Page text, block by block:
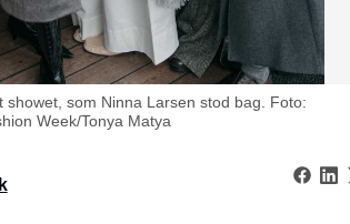
showet, som Ninna Larsen stod bag. Foto:
Week/Tonya Matya